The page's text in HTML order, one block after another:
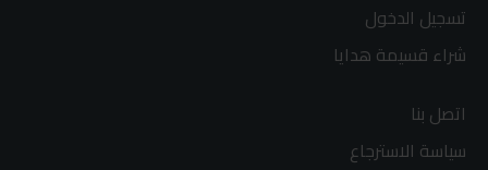
تسجيل الدخول
شراء قسيمة هدايا
اتصل بنا
سياسة الاسترجاع